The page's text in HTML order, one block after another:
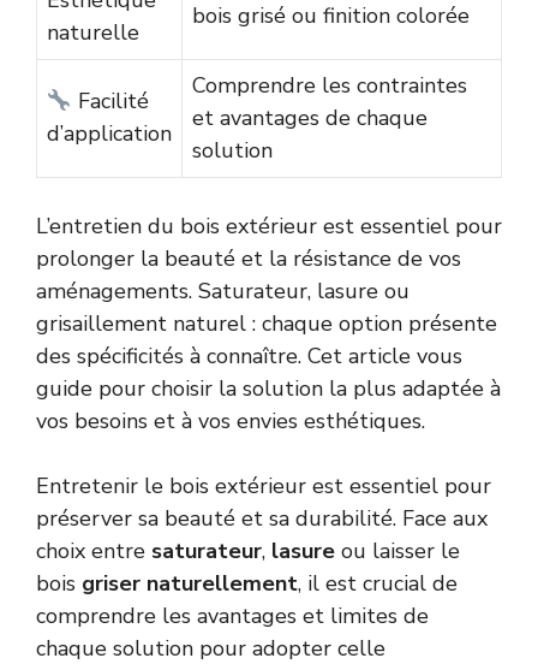
naturelle
bois grisé ou finition colorée
Facilité
d’application
Comprendre les contraintes
et avantages de chaque
solution
L’entretien du bois extérieur est essentiel pour
prolonger la beauté et la résistance de vos
aménagements. Saturateur, lasure ou
grisaillement naturel : chaque option présente
des spécificités à connaître. Cet article vous
guide pour choisir la solution la plus adaptée à
vos besoins et à vos envies esthétiques.
Entretenir le bois extérieur est essentiel pour
préserver sa beauté et sa durabilité. Face aux
choix entre saturateur, lasure ou laisser le
bois griser naturellement, il est crucial de
comprendre les avantages et limites de
chaque solution pour adopter celle